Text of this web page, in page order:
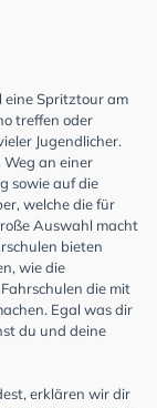
eine Spritztour am
treffen oder
Jugendlicher.
an einer
sowie auf die
welche die für
Auswahl macht
bieten
wie die
die mit
Egal was dir
du und deine
erklären wir dir